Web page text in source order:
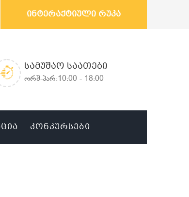
ინტერაქტიული რუკა
ᲡᲐᲛᲣᲨᲐᲝ ᲡᲐᲐᲗᲔᲑᲘ
ორშ-პარ:10:00 - 18:00
ᲙᲝᲜᲙᲣᲠᲡᲔᲑᲘ